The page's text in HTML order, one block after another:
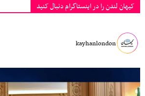
کیهان لندن را در اینستاگرام دنبال کنید
kayhanlondon